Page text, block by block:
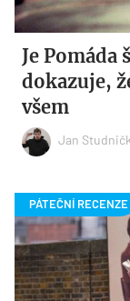
Je Pomáda
dokazuje,
všem
Jan